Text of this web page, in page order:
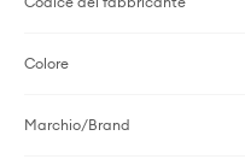
Colore
Marchio/Brand